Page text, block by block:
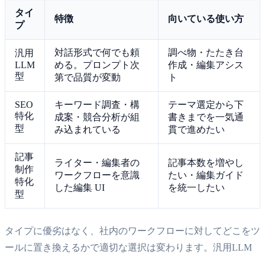
タイ
プ
特徴 向いている使い方
汎用
LLM
型
対話形式で何でも頼
める。プロンプト次
第で品質が変動
調べ物・たたき台
作成・編集アシス
ト
SEO
特化
型
キーワード調査・構
成案・競合分析が組
み込まれている
テーマ選定から下
書きまでを一気通
貫で進めたい
記事
制作
特化
型
ライター・編集者の
ワークフローを意識
した編集 UI
記事本数を増やし
たい・編集ガイド
を統一したい
タイプに優劣はなく、社内のワークフローに対してどこをツ
ールに置き換えるかで適切な選択は変わります。汎用LLM